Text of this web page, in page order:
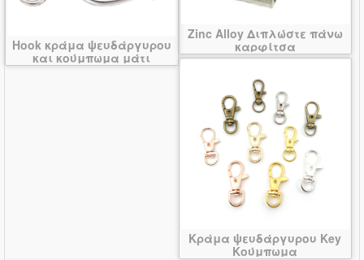
Hook κράμα ψευδάργυρου
και κούμπωμα μάτι
Zinc Alloy Διπλώστε πάνω
καρφίτσα
Κράμα ψευδάργυρου Key
Κούμπωμα